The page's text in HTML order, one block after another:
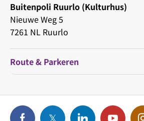
Buitenpoli Ruurlo (Kulturhus)
Nieuwe Weg 5
7261 NL Ruurlo
Route & Parkeren